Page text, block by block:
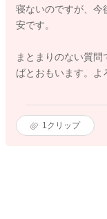
寝ないのですが、今
安です。
まとまりのない質
ばとおもいます。よ
1 クリップ